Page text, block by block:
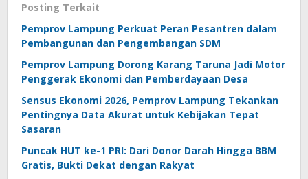
Posting Terkait
Pemprov Lampung Perkuat Peran Pesantren dalam
Pembangunan dan Pengembangan SDM
Pemprov Lampung Dorong Karang Taruna Jadi Motor
Penggerak Ekonomi dan Pemberdayaan Desa
Sensus Ekonomi 2026, Pemprov Lampung Tekankan
Pentingnya Data Akurat untuk Kebijakan Tepat
Sasaran
Puncak HUT ke-1 PRI: Dari Donor Darah Hingga BBM
Gratis, Bukti Dekat dengan Rakyat